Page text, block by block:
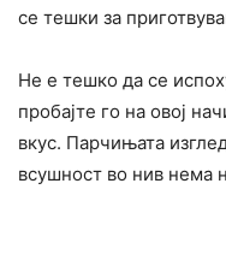
се тешки за
Не е тешко да се
пробајте го на овој
вкус. Парчињата
всушност во нив нема